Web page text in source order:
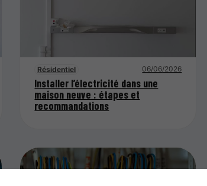
Résidentiel 06/06/2026
Installer l’électricité dans une
maison neuve : étapes et
recommandations